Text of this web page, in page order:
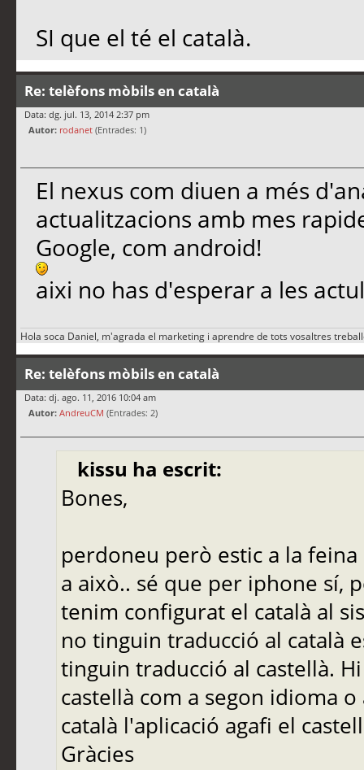
SI que el té el català.
Re: telèfons mòbils en català
Data: dg. jul. 13, 2014 2:37 pm
Autor: rodanet (Entrades: 1)
El nexus com diuen a més
actualitzacions amb mes
Google, com android!
aixi no has d'esperar a les
Hola soca Daniel, m'agrada el marketing i aprendre de tots vosaltres
Re: telèfons mòbils en català
Data: dj. ago. 11, 2016 10:04 am
Autor: AndreuCM (Entrades: 2)
kissu ha escrit:
Bones,
perdoneu però estic a la
a això.. sé que per iphone sí,
tenim configurat el català al
no tinguin traducció al català
tinguin traducció al castellà.
castellà com a segon idioma
català l'aplicació agafi el
Gràcies